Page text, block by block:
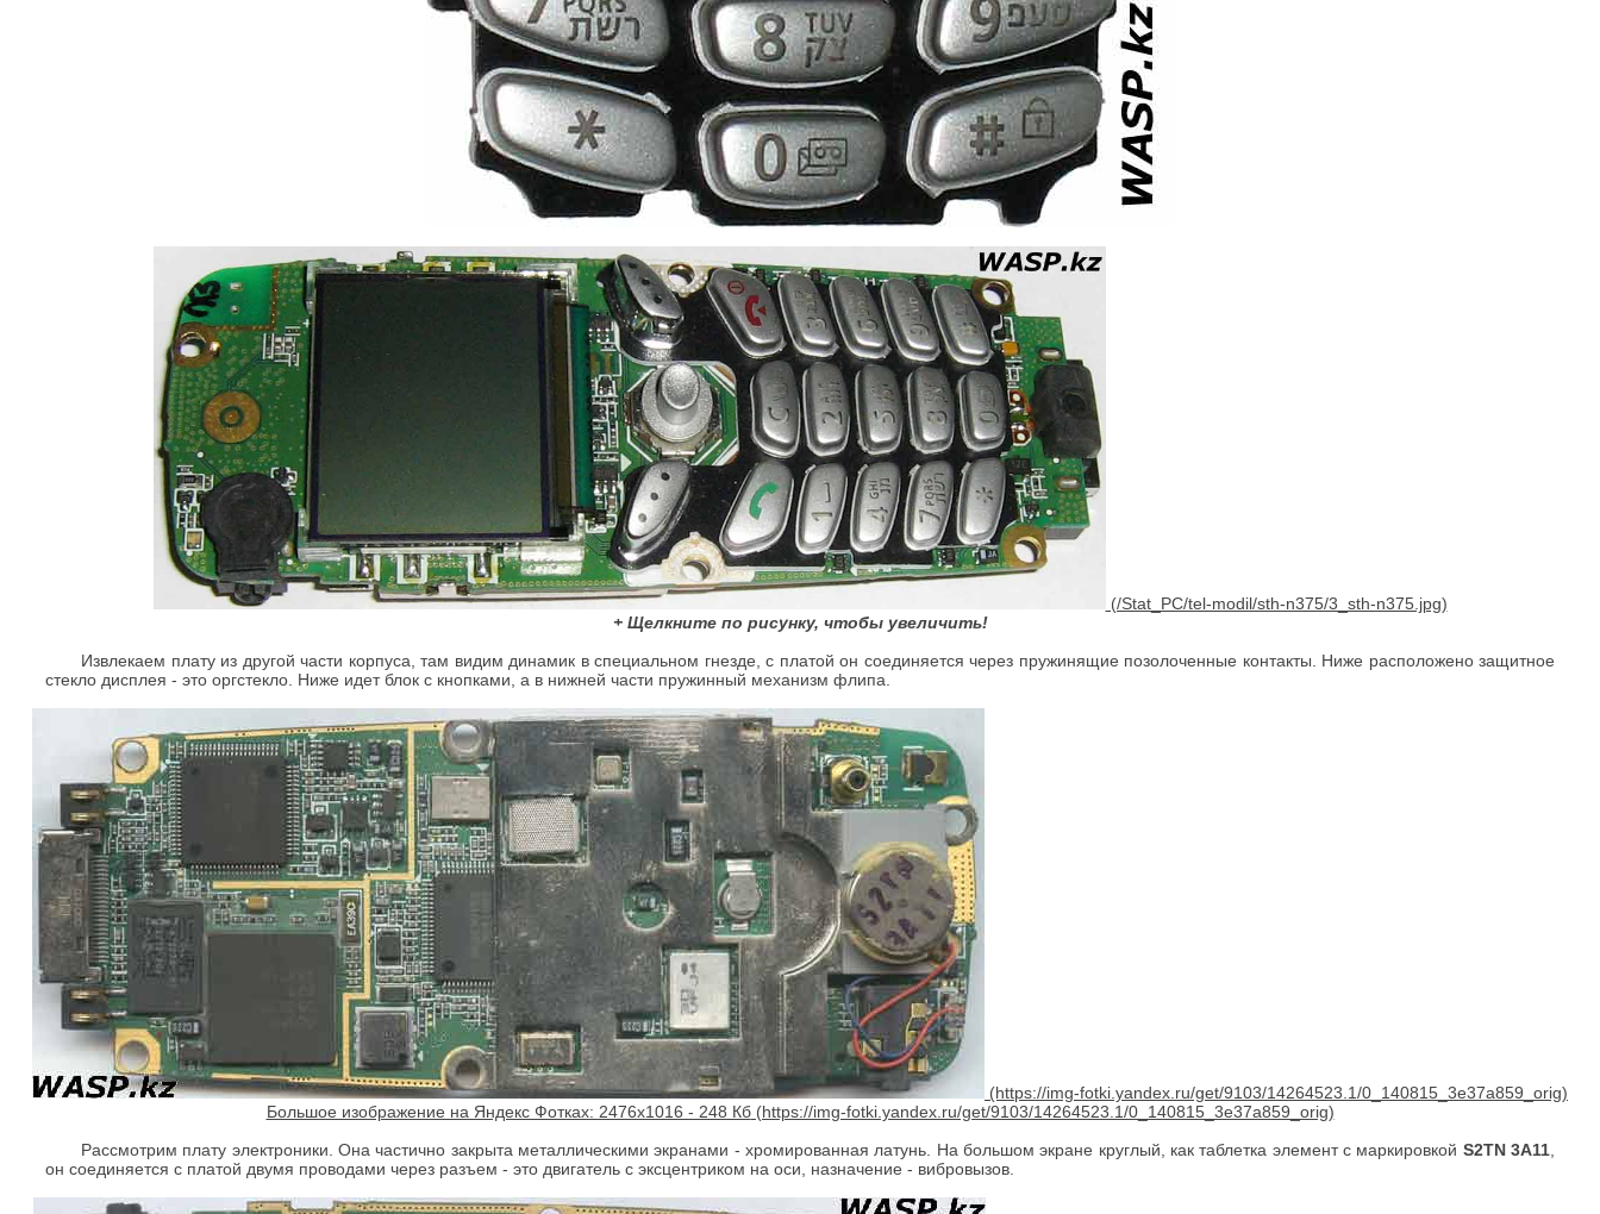
+ Щелкните по рисунку, чтобы увеличить!
Извлекаем плату из другой части корпуса, там видим динамик в специальном гнезде, с платой он соединяется через пружинящие позолоченные контакты. Ниже расположено защитное
стекло дисплея - это оргстекло. Ниже идет блок с кнопками, а в нижней части пружинный механизм флипа.
Большое изображение на Яндекс Фотках: 2476х1016 - 248 Кб
Рассмотрим плату электроники. Она частично закрыта металлическими экранами - хромированная латунь. На большом экране круглый, как таблетка элемент с маркировкой S2TN 3A11
он соединяется с платой двумя проводами через разъем - это двигатель с эксцентриком на оси, назначение - вибровызов.